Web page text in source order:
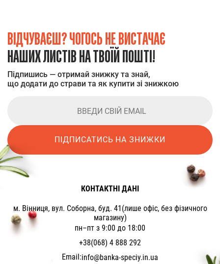
ВІДЧУВАЄШ? ЧОГОСЬ НЕ ВИСТАЧАЄ
НАШИХ ЛИСТІВ НА ТВОЇЙ ПОШТІ!
Підпишись — отримай знижку та знай,
що додати до страви та як купити зі знижкою
ПІДПИСАТИСЬ НА ЗНИЖКИ
КОНТАКТНІ ДАНІ
м. Вінниця, вул. Соборна, буд. 41(лише офіс, без фізичного
магазину)
пн–пт з 9:00 до 18:00
+38(068) 4 888 292
Email:info@banka-speciy.in.ua